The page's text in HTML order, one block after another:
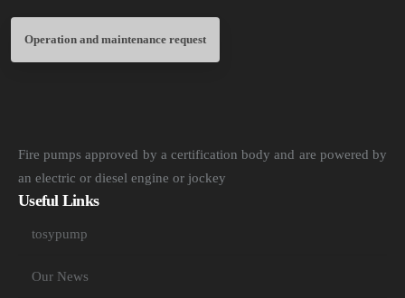
Operation and maintenance request
Fire pumps approved by a certification body and are powered by
an electric or diesel engine or jockey
Useful Links
tosypump
Our News